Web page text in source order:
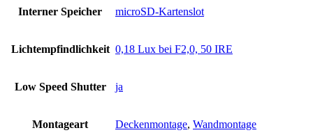
Interner Speicher microSD-Kartenslot
Lichtempfindlichkeit 0,18 Lux bei F2,0, 50 IRE
Low Speed Shutter ja
Montageart Deckenmontage, Wandmontage